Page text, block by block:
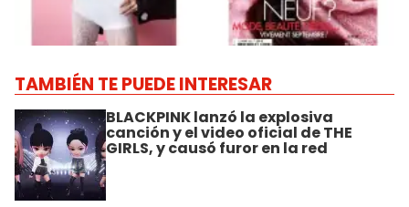
TAMBIÉN TE PUEDE INTERESAR
BLACKPINK lanzó la explosiva
canción y el video oficial de THE
GIRLS, y causó furor en la red